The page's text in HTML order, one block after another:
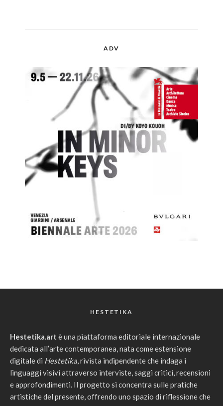
ADV
HESTETIKA
Hestetika.art è una piattaforma editoriale internazionale
dedicata all’arte contemporanea, nata come estensione
digitale di Hestetika, rivista indipendente che indaga i
linguaggi visivi attraverso interviste, saggi critici, recensioni
e approfondimenti. Il progetto si concentra sulle pratiche
artistiche del presente, offrendo uno spazio di riflessione che